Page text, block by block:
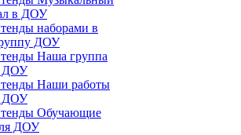
в ДОУ
наборами в
ДОУ
Наша группа
ДОУ
Наши работы
ДОУ
Обучающие
ДОУ